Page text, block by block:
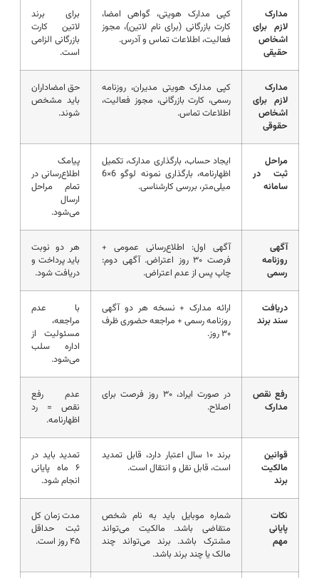
مدارک
لازم برای
اشخاص
حقیقی
کپی مدارک هویتی، گواهی امضا،
کارت بازرگانی (برای نام لاتین)، مجوز
فعالیت، اطلاعات تماس و آدرس.
برای برند
لاتین کارت
بازرگانی الزامی
است.
مدارک
لازم برای
اشخاص
حقوقی
کپی مدارک هویتی مدیران، روزنامه
رسمی، کارت بازرگانی، مجوز فعالیت،
اطلاعات تماس.
حق امضاداران
باید مشخص
شوند.
مراحل
ثبت در
سامانه
ایجاد حساب، بارگذاری مدارک، تکمیل
اظهارنامه، بارگذاری نمونه لوگو 6×6
میلی‌متر، بررسی کارشناسی.
پیامک
اطلاع‌رسانی در
تمام مراحل
ارسال
می‌شود.
آگهی
روزنامه
رسمی
آگهی اول: اطلاع‌رسانی عمومی +
فرصت ۳۰ روز اعتراض. آگهی دوم:
چاپ پس از عدم اعتراض.
هر دو نوبت
باید پرداخت و
دریافت شود.
دریافت
سند برند
ارائه مدارک + نسخه هر دو آگهی
روزنامه رسمی + مراجعه حضوری ظرف
۳۰ روز.
با عدم
مراجعه،
مسئولیت از
اداره سلب
می‌شود.
رفع نقص
مدارک
در صورت ایراد، ۳۰ روز فرصت برای
اصلاح.
عدم رفع
نقص = رد
اظهارنامه.
قوانین
مالکیت
برند
برند ۱۰ سال اعتبار دارد، قابل تمدید
است، قابل نقل‌ و انتقال است.
تمدید باید در
۶ ماه پایانی
انجام شود.
نکات
پایانی
مهم
شماره موبایل باید به نام شخص
متقاضی باشد. مالکیت می‌تواند
مشترک باشد. برند می‌تواند چند
مالک یا چند برند باشد.
مدت زمان کل
ثبت حداقل
۴۵ روز است.